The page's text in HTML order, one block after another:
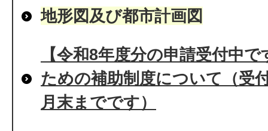
地形図及び都市計画図
【令和8年度分の申請受付中
ための補助制度について（受
月末までです）